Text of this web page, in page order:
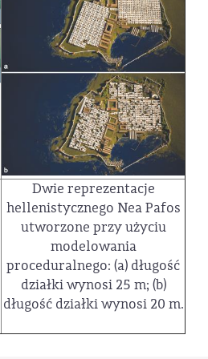
Dwie reprezentacje
hellenistycznego Nea Pafos
utworzone przy użyciu
modelowania
proceduralnego: (a) długość
działki wynosi 25 m; (b)
długość działki wynosi 20 m.